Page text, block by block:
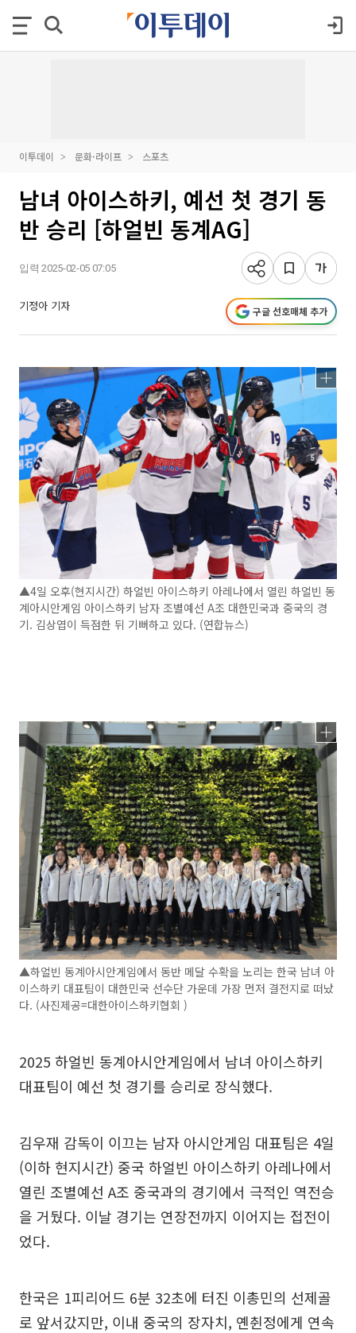
이투데이 문화·라이프 스포츠
남녀 아이스하키, 예선 첫 경기 동
반 승리 [하얼빈 동계AG]
입력 2025-02-05 07:05
기정아 기자 구글 선호매체 추가
▲4일 오후(현지시간) 하얼빈 아이스하키 아레나에서 열린 하얼빈 동
계아시안게임 아이스하키 남자 조별예선 A조 대한민국과 중국의 경
기. 김상엽이 득점한 뒤 기뻐하고 있다. (연합뉴스)
▲하얼빈 동계아시안게임에서 동반 메달 수확을 노리는 한국 남녀 아
이스하키 대표팀이 대한민국 선수단 가운데 가장 먼저 결전지로 떠났
다. (사진제공=대한아이스하키협회 )
2025 하얼빈 동계아시안게임에서 남녀 아이스하키
대표팀이 예선 첫 경기를 승리로 장식했다.
김우재 감독이 이끄는 남자 아시안게임 대표팀은 4일
(이하 현지시간) 중국 하얼빈 아이스하키 아레나에서
열린 조별예선 A조 중국과의 경기에서 극적인 역전승
을 거뒀다. 이날 경기는 연장전까지 이어지는 접전이
었다.
한국은 1피리어드 6분 32초에 터진 이총민의 선제골
로 앞서갔지만, 이내 중국의 장자치, 옌췬정에게 연속